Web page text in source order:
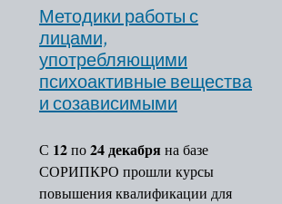
Международное
Деятельность
План основных
Методики работы с
лицами,
употребляющими
психоактивные вещества
и созависимыми
С 12по24 декабряна базе
СОРИПКРО прошли курсы
повышения квалификации для